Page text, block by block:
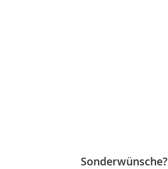
Sonderwünsche?